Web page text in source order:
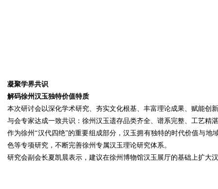
凝聚学界共识
解码徐州汉玉独特价值特质
本次研讨会以深化学术研究、夯实文化根基、丰富理论成果、赋能创
与会专家达成一致共识：徐州汉玉遗存品类齐全、谱系完整、工艺精
作为徐州“汉代四绝”的重要组成部分，汉玉拥有独特的时代价值与
色等专项研究，不断完善徐州专属汉玉理论研究体系。
研究会副会长夏凯晨表示，建议在徐州博物馆汉玉展厅的基础上扩大